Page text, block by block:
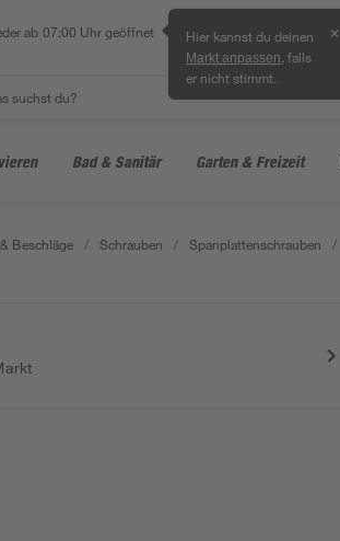
ab 07:00 Uhr geöffnet Hier kannst du deinen
Markt anpassen , falls
er nicht stimmt.
✕
Bad & Sanitär Garten & Freizeit
Beschläge / Schrauben / Spanplattenschrauben /